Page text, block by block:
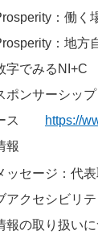
：働く
：地
字でみるNI+C
ポンサーシッ
ース
https://
報
ッセージ：代
アクセシビリ
報の取り扱